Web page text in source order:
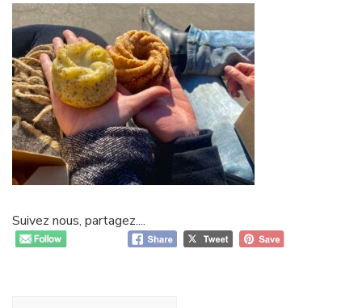
Suivez nous, partagez....